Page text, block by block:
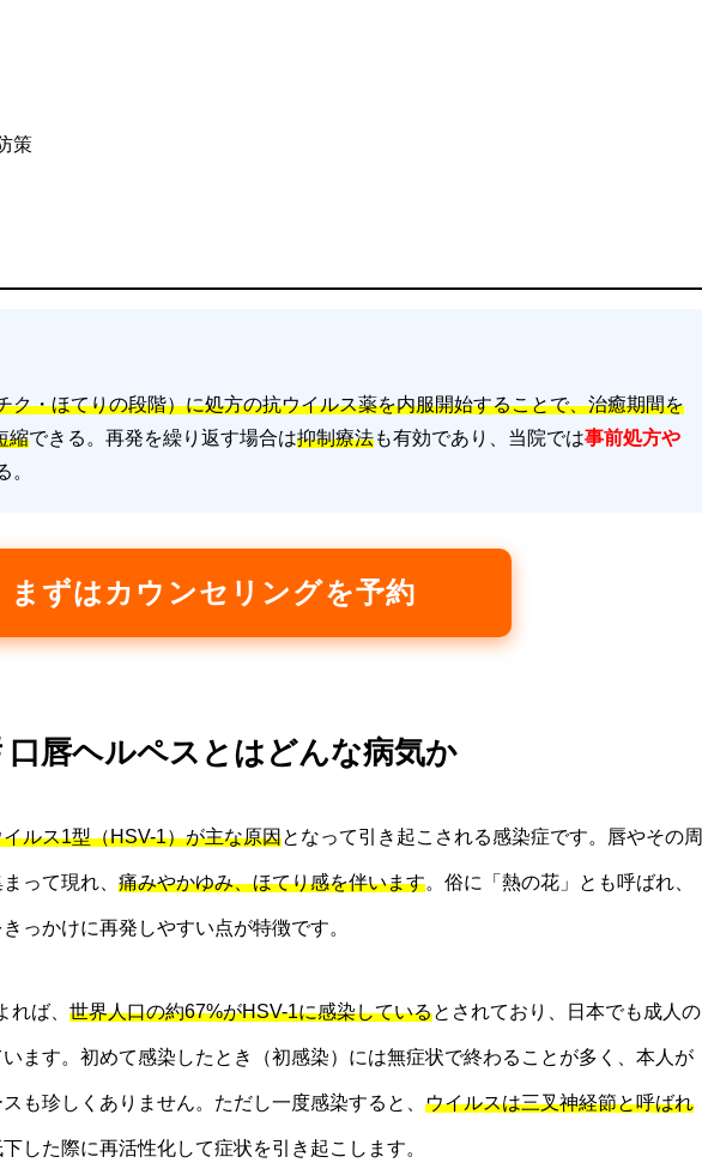
策
ク・ほてりの段階）に処方の抗ウイルス薬を内服開始することで、治癒期間を
縮できる。再発を繰り返す場合は抑制療法も有効であり、当院では事前処方や
。
まずはカウンセリングを予約
口唇ヘルペスとはどんな病気か
ルス1型（HSV-1）が主な原因となって引き起こされる感染症です。唇やその周
って現れ、 痛みやかゆみ、ほてり感を伴います。俗に「熱の花」とも呼ばれ、
っかけに再発しやすい点が特徴です。
ば、 世界人口の約67%がHSV-1に感染しているとされており、日本でも成人の
ます。初めて感染したとき（初感染）には無症状で終わることが多く、本人が
も珍しくありません。ただし一度感染すると、 ウイルスは三叉神経節と呼ばれ
下した際に再活性化して症状を引き起こします。